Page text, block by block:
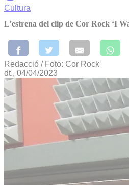
Cultura
L’estrena del clip de Cor Rock ‘I
Redacció / Foto: Cor Rock
dt., 04/04/2023